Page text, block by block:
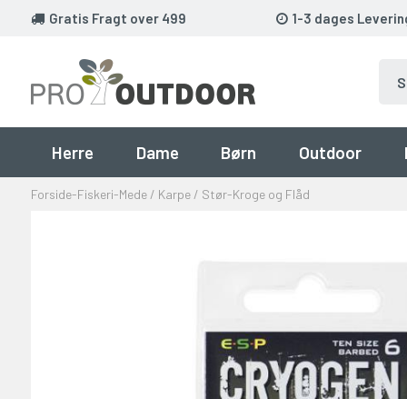
Gratis Fragt over 499 1-3 dages
Herre Dame Børn Outdoor
Forside-Fiskeri-Mede / Karpe / Stør-Kroge og Flåd